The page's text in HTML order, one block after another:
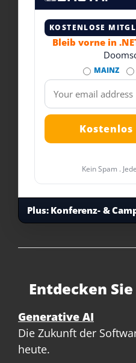
KOSTENLOSE
Bleib vorne in
MAINZ
Kein Spam .
Plus:Konferenz- &
Entdecken
Generative AI
Die Zukunft der
heute.